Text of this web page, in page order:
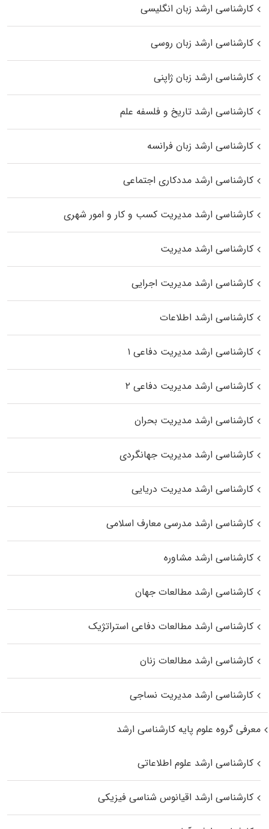
کارشناسی ارشد زبان انگلیسی
کارشناسی ارشد زبان روسی
کارشناسی ارشد زبان ژاپنی
کارشناسی ارشد تاریخ و فلسفه علم
کارشناسی ارشد زبان فرانسه
کارشناسی ارشد مددکاری اجتماعی
کارشناسی ارشد مدیریت کسب و کار و امور شهری
کارشناسی ارشد مدیریت
کارشناسی ارشد مدیریت اجرایی
کارشناسی ارشد اطلاعات
کارشناسی ارشد مدیریت دفاعی ۱
کارشناسی ارشد مدیریت دفاعی ۲
کارشناسی ارشد مدیریت بحران
کارشناسی ارشد مدیریت جهانگردی
کارشناسی ارشد مدیریت دریایی
کارشناسی ارشد مدرسی معارف اسلامی
کارشناسی ارشد مشاوره
کارشناسی ارشد مطالعات جهان
کارشناسی ارشد مطالعات دفاعی استراتژیک
کارشناسی ارشد مطالعات زنان
کارشناسی ارشد مدیریت نساجی
معرفی گروه علوم پایه کارشناسی ارشد
کارشناسی ارشد علوم اطلاعاتی
کارشناسی ارشد اقیانوس‌ شناسی فیزیکی